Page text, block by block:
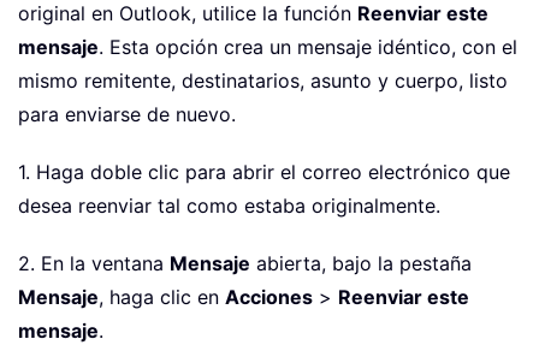
original en Outlook, utilice la función Reenviar este
mensaje. Esta opción crea un mensaje idéntico, con el
mismo remitente, destinatarios, asunto y cuerpo, listo
para enviarse de nuevo.
1. Haga doble clic para abrir el correo electrónico que
desea reenviar tal como estaba originalmente.
2. En la ventana Mensaje abierta, bajo la pestaña
Mensaje, haga clic en Acciones > Reenviar este
mensaje.